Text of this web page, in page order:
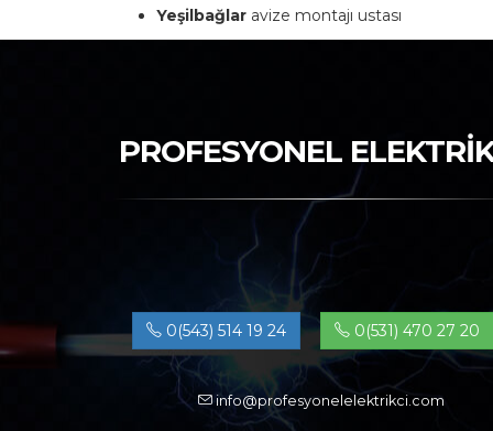
Yeşilbağlar avize montajı ustası
PROFESYONEL
0(543) 514 19 24 0(531) 470 27 20
info@profesyonelelektrikci.com